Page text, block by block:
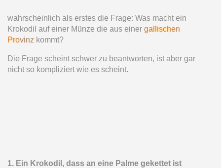
wahrscheinlich als erstes die Frage: Was macht ein
Krokodil auf einer Münze die aus einer gallischen
Provinz kommt?
Die Frage scheint schwer zu beantworten, ist aber gar
nicht so kompliziert wie es scheint.
1. Ein Krokodil, dass an eine Palme gekettet ist